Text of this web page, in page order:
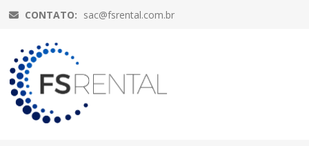
CONTATO: sac@fsrental.com.br